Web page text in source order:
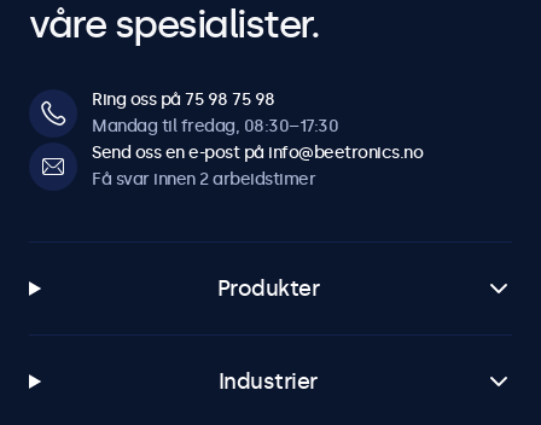
våre spesialister.
Ring oss på 75 98 75 98
Mandag til fredag, 08:30–17:30
Send oss en e-post på info@beetronics.no
Få svar innen 2 arbeidstimer
Produkter
Industrier